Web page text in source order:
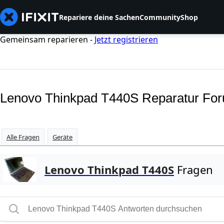
Repariere deine SachenCommunityShop
Gemeinsam reparieren - Jetzt registrieren
Lenovo Thinkpad T440S Reparatur
Alle Fragen Geräte
Lenovo Thinkpad T440S Fragen